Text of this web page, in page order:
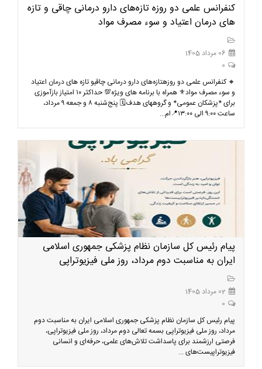
کنفرانس علمی دو روزه تازه‌های دارو درمانی چاقی و تازه
های درمان اعتیاد و سوء مصرف مواد
06 مرداد 1405
0
🔸️ کنفرانس علمی دو روزهتازه‌های دارو درمانی چاقیو تازه های درمان اعتیاد
و سوء مصرف مواد⚜ همراه با برنامه های ویژه💯 حداکثر ۱۰ امتیاز بازآموزی
برای *پزشکان عمومی* و گروههای هدف🗓️ پنج‌شنبه ۸ و جمعه ۹ مرداد،
ساعت ۹:۰۰ الی ۱۳:۰۰📍ام...
پیام رئیس کل سازمان نظام پزشکی جمهوری اسلامی
ایران به مناسبت دوم مرداد، روز ملی فیزیوتراپی
02 مرداد 1405
0
پیام رئیس کل سازمان نظام پزشکی جمهوری اسلامی ایران به مناسبت دوم
مرداد، روز ملی فیزیوتراپی بسمه تعالی دوم مرداد، روز ملی فیزیوتراپی،
فرصتی ارزشمند برای پاسداشت تلاش‌های علمی، حرفه‌ای و انسانی
فیزیوتراپیست‌های ...